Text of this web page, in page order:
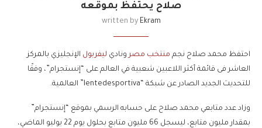
صلاح يحتفظ بموقعه
written by Ekram
احتفظ محمد صلاح نجم منتخب مصر ونادي ليفربول الإنجليزي بالمركز
العاشر فى قائمة أكثر اللاعبين شعبية في العالم على “إنستجرام”، وفقًا
للتحديث الجديد الصادر عن شبكة “lentedesportiva” العالمية.
وزاد عدد متابعي محمد صلاح على حسابه الرسمي بموقع “إنستجرام”
بمقدار مليون متابع، ليسجل 66 مليون متابع بحلول يوم 22 يوليو الماضي،